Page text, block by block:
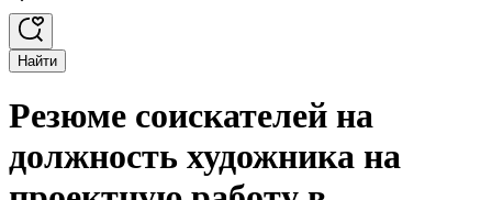
Найти
Резюме соискателей на
должность художника на